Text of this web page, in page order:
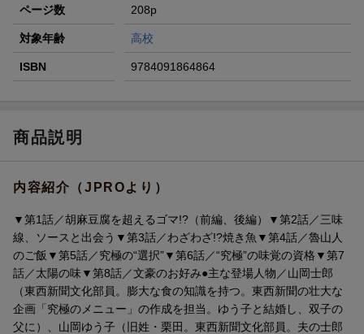
ページ数 208p
対象年齢 高校
ISBN 9784091864864
商品説明
内容紹介（JPROより）
▼第1話／胡麻豆腐を超えるゴマ!?（前編、後編）▼第2話／三味
線、ソースと出会う▼第3話／わざわざ!?焼き魚▼第4話／魯山人
のご飯▼第5話／究極の“選択”▼第6話／“究極”の味覚の資格▼第7
話／太陽の味▼第8話／文豪のお好み●主な登場人物／山岡士郎
（東西新聞文化部員。膨大な食の知識を持つ。東西新聞の壮大な
企画「究極のメニュー」の作成を担当。ゆう子と結婚し、双子の
父に）、山岡ゆう子（旧姓・栗田。東西新聞文化部員。夫の士郎